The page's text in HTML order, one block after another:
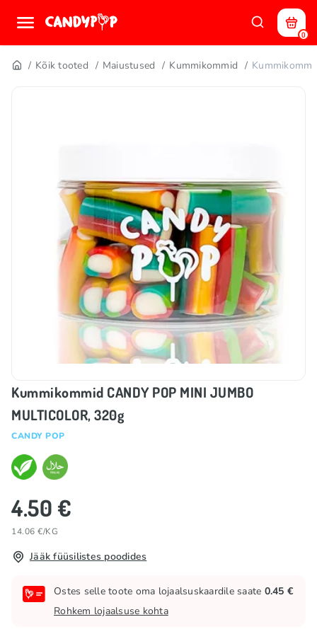
0
Kõik tooted Maiustused Kummikommid
Kummikommid CANDY POP MINI JUMBO
MULTICOLOR, 320g
CANDY POP
4.50 €
14.06 €/KG
Jääk füüsilistes poodides
Ostes selle toote oma lojaalsuskaardile saate 0.45 €
Rohkem lojaalsuse kohta